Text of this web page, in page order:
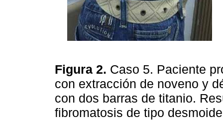
Figura 2. Caso 5. Paciente
con extracción de noveno y
con dos barras de titanio.
fibromatosis de tipo